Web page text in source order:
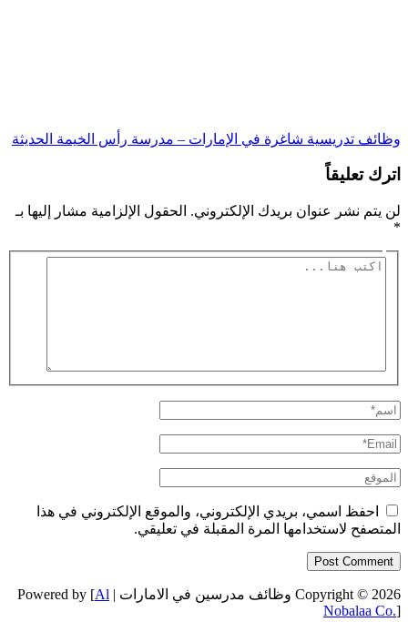
وظائف تدريسية شاغرة في الإمارات – مدرسة رأس الخيمة الحديثة
اترك تعليقاً
لن يتم نشر عنوان بريدك الإلكتروني. الحقول الإلزامية مشار إليها بـ
*
اكتب
اسم*
Email*
الموقع
احفظ اسمي، بريدي الإلكتروني، والموقع الإلكتروني في هذا
المتصفح لاستخدامها المرة المقبلة في تعليقي.
Copyright © 2026 وظائف مدرسين في الامارات | Powered by [
Al
Nobalaa Co.]